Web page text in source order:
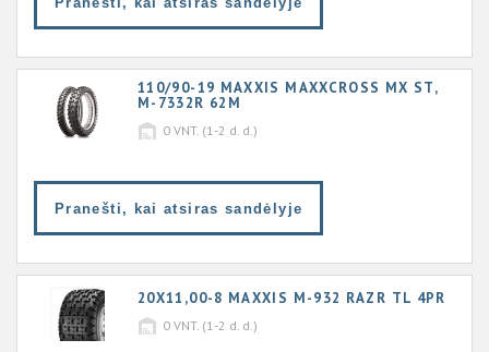
110/90-19 MAXXIS MAXXCROSS MX ST,
M-7332R 62M
0 VNT. (1-2 d. d.)
Pranešti, kai atsiras sandėlyje
20X11,00-8 MAXXIS M-932 RAZR TL 4PR
0 VNT. (1-2 d. d.)